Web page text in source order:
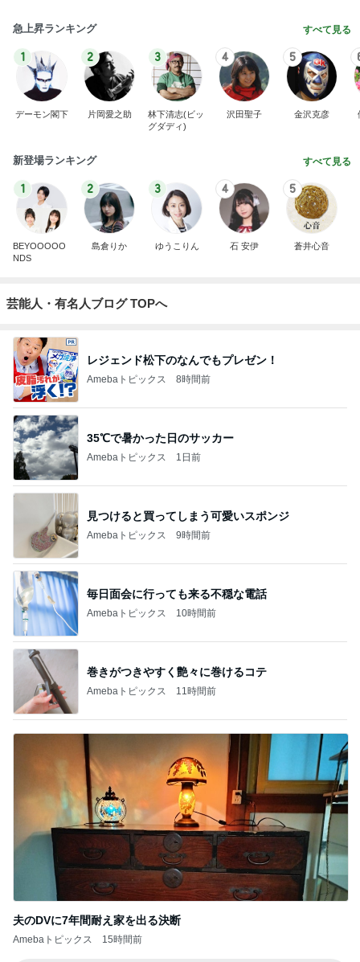
急上昇ランキング すべて見る
1
デーモン閣下
2
片岡愛之助
3
林下清志(ビッ
グダディ)
4
沢田聖子
5
金沢克彦
新登場ランキング すべて見る
1
BEYOOOOO
NDS
2
島倉りか
3
ゆうこりん
4
石 安伊
5
蒼井心音
芸能人・有名人ブログ TOPへ
レジェンド松下のなんでもプレゼン！
Amebaトピックス 8時間前
35℃で暑かった日のサッカー
Amebaトピックス 1日前
見つけると買ってしまう可愛いスポンジ
Amebaトピックス 9時間前
毎日面会に行っても来る不穏な電話
Amebaトピックス 10時間前
巻きがつきやすく艶々に巻けるコテ
Amebaトピックス 11時間前
夫のDVに7年間耐え家を出る決断
Amebaトピックス 15時間前